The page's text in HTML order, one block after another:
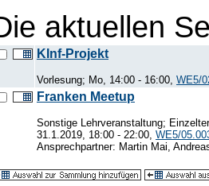
aktuellen
KInf-Projekt
Vorlesung; Mo, 14:00 - 16:00, WE5/
Franken Meetup
Sonstige Lehrveranstaltung;
31.1.2019, 18:00 - 22:00, WE5/
Ansprechpartner: Martin Mai,